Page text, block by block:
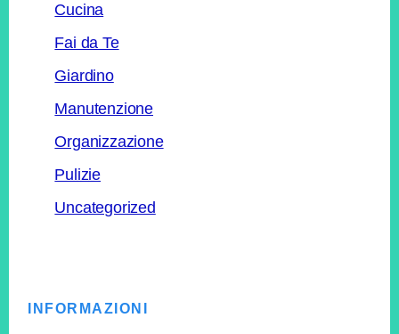
Cucina
Fai da Te
Giardino
Manutenzione
Organizzazione
Pulizie
Uncategorized
INFORMAZIONI